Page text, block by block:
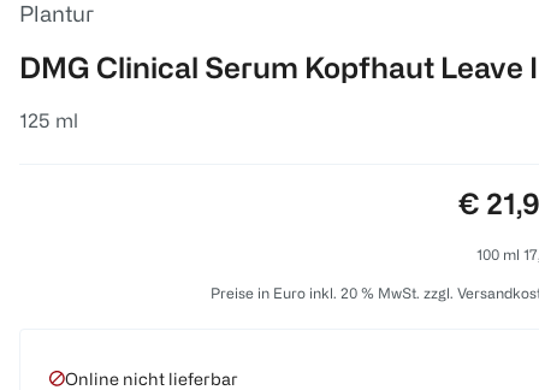
Plantur
DMG Clinical Serum Kopfhaut Leave
125 ml
Preis:
€
100 ml
Preise in Euro inkl. 20 % MwSt. zzgl.
Online nicht lieferbar